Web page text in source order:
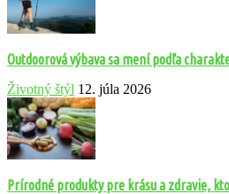
Outdoorová výbava sa mení podľa
Životný štýl 12. júla 2026
Prírodné produkty pre krásu a zdravie,